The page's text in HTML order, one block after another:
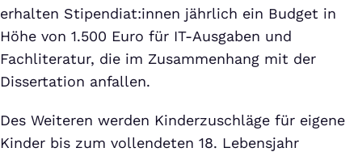
erhalten Stipendiat:innen jährlich ein Budget in
Höhe von 1.500 Euro für IT-Ausgaben und
Fachliteratur, die im Zusammenhang mit der
Dissertation anfallen.
Des Weiteren werden Kinderzuschläge für eigene
Kinder bis zum vollendeten 18. Lebensjahr